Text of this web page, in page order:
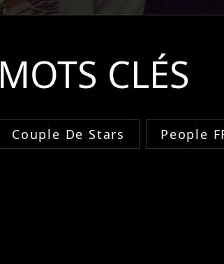
MOTS CLÉS
Couple De Stars People